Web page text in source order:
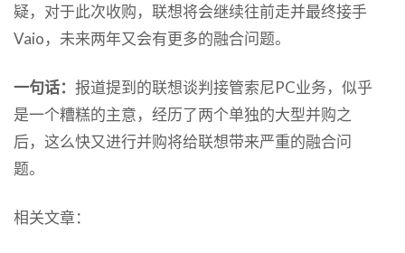
疑，对于此次收购，联想将会继续往前走并最终接手
Vaio，未来两年又会有更多的融合问题。
一句话： 报道提到的联想谈判接管索尼PC业务，似乎
是一个糟糕的主意，经历了两个单独的大型并购之
后，这么快又进行并购将给联想带来严重的融合问
题。
相关文章：